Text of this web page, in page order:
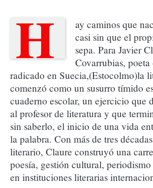
H
ay caminos que
casi sin que el
sepa. Para Javier
Covarrubias, poeta
radicado en Suecia,(Estocolmo)la
comenzó como un susurro tímido
cuaderno escolar, un ejercicio que
al profesor de literatura y que
sin saberlo, el inicio de una vida
la palabra. Con más de tres
literario, Claure construyó una
poesía, gestión cultural,
en instituciones literarias